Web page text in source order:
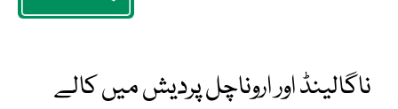
ناگالینڈ اور اروناچل پردیش میں کالے